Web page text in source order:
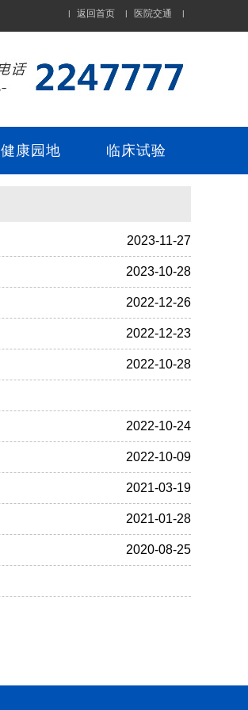
|
医院交通
|
返回首页
|
健康园地 临床试验
2023-11-27
2023-10-28
2022-12-26
2022-12-23
2022-10-28
2022-10-24
2022-10-09
2021-03-19
2021-01-28
2020-08-25